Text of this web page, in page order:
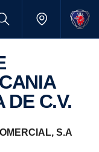
DE C.V.
S.A